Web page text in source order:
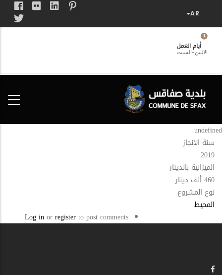
المحتوى
الرئيسيأيام العمل
الاثنين-السبت
undefined
سنة الانجاز
2019
الميزانية بالدينار
460 ألف دينار
نوع المشروع
المحيط
Log inorregisterto post comments